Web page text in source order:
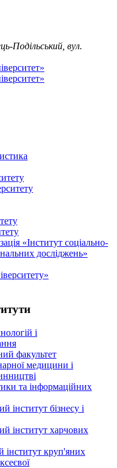
Подільський, вул.
«Інститут соціально-
досліджень»
і
факультет
медицини і
та інформаційних
інститут бізнесу і
інститут харчових
інститут круп'яних